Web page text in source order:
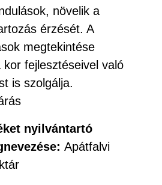
növelik a
érzését. A
megtekintése
fejlesztéseivel való
is szolgálja.
nyilvántartó
Apátfalvi